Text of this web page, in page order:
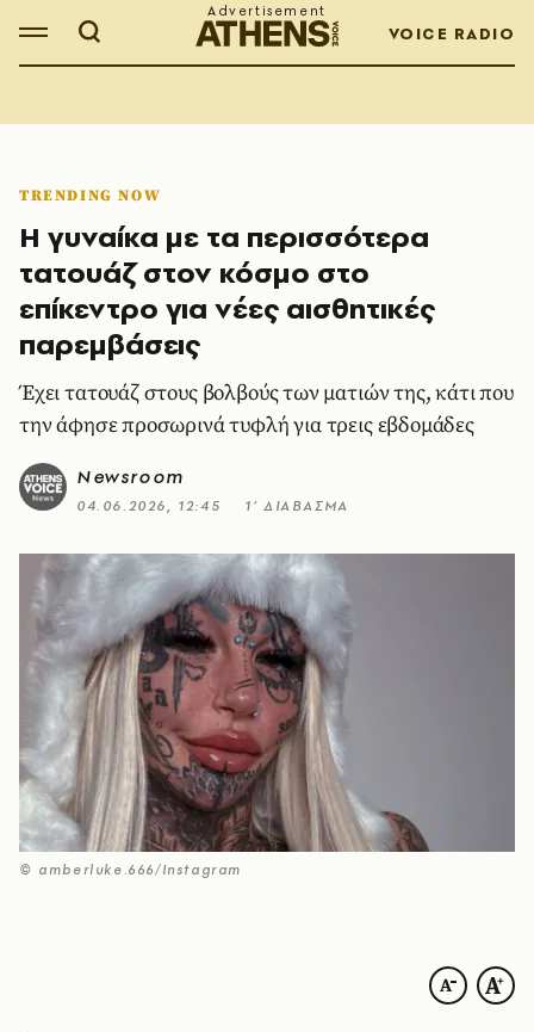
VOICE RADIO
TRENDING NOW
Η γυναίκα με τα περισσότερα
τατουάζ στον κόσμο στο
επίκεντρο για νέες αισθητικές
παρεμβάσεις
Έχει τατουάζ στους βολβούς των ματιών της, κάτι που
την άφησε προσωρινά τυφλή για τρεις εβδομάδες
Newsroom
04.06.2026, 12:45 1’ ΔΙΑΒΑΣΜΑ
© amberluke.666/Instagram